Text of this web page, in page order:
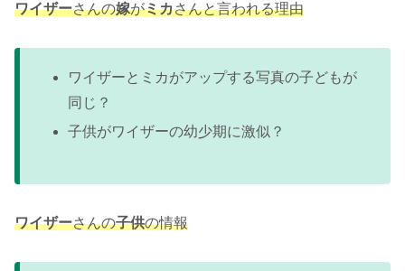
ワイザーさんの嫁がミカさんと言われる理由
ワイザーとミカがアップする写真の子どもが
同じ？
子供がワイザーの幼少期に激似？
ワイザーさんの子供の情報